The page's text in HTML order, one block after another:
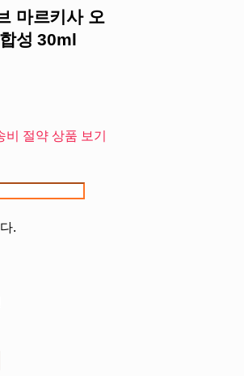
마르키사 오
성 30ml
절약 상품 보기
.